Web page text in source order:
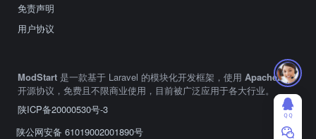
免责声明
用户协议
ModStart 是一款基于 Laravel 的模块化开发框架，使用 Apache2.0
开源协议，免费且不限商业使用，目前被广泛应用于各大行业。
陕ICP备20000530号-3
陕公网安备 61019002001890号
ＱＱ